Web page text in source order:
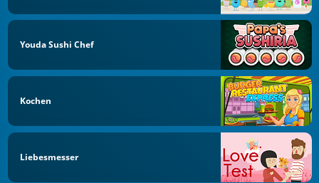
Youda Sushi Chef
Kochen
Liebesmesser